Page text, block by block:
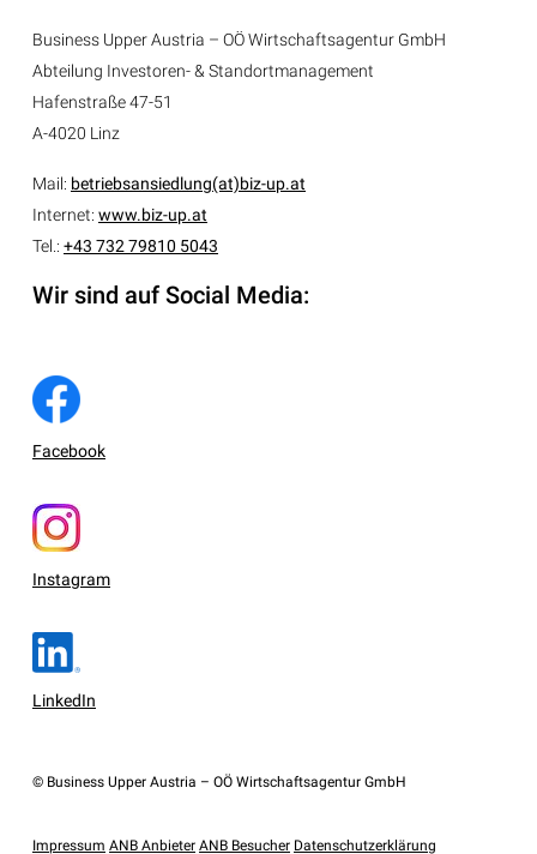
Business Upper Austria – OÖ Wirtschaftsagentur GmbH
Abteilung Investoren- & Standortmanagement
Hafenstraße 47-51
A-4020 Linz
Mail: betriebsansiedlung(at)biz-up.at
Internet: www.biz-up.at
Tel.: +43 732 79810 5043
Wir sind auf Social Media:
Facebook
Instagram
LinkedIn
© Business Upper Austria – OÖ Wirtschaftsagentur GmbH
Impressum ANB Anbieter ANB Besucher Datenschutzerklärung